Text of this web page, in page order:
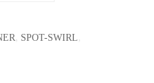
, SPOT-SWIRL,